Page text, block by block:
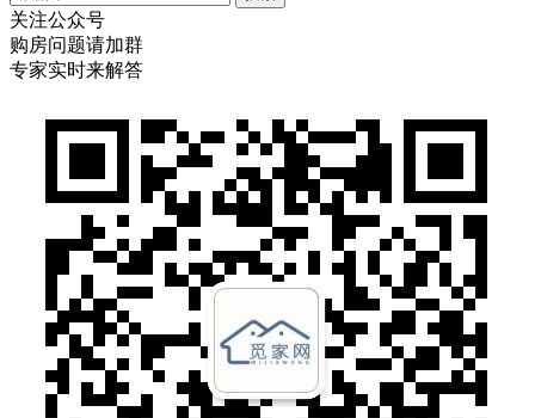
关注公众号
购房问题请加群
专家实时来解答